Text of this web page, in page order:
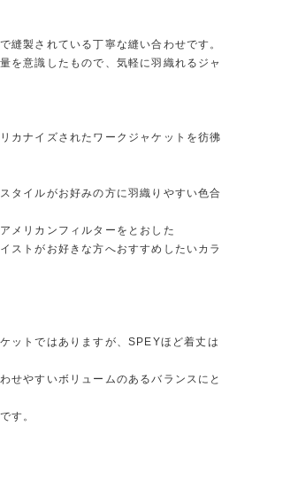
縫製されている丁寧な縫い合わせです。
を意識したもので、気軽に羽織れるジャ
カナイズされたワークジャケットを彷彿
タイルがお好みの方に羽織りやすい色合
メリカンフィルターをとおした
ストがお好きな方へおすすめしたいカラ
ットではありますが、SPEYほど着丈は
せやすいボリュームのあるバランスにと
す。